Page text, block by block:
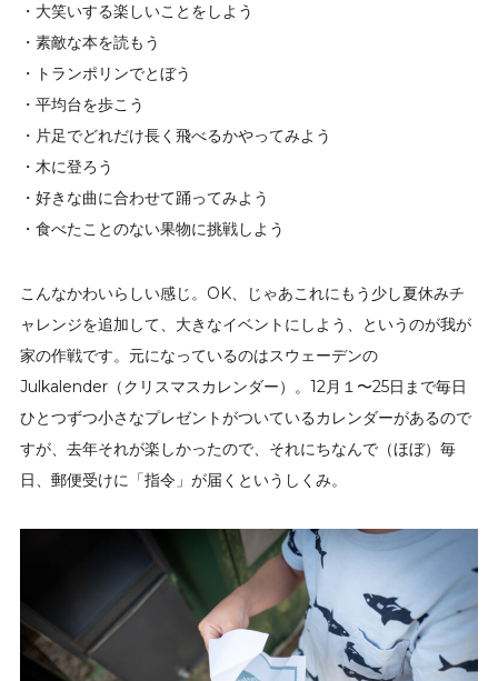
・大笑いする楽しいことをしよう
・素敵な本を読もう
・トランポリンでとぼう
・平均台を歩こう
・片足でどれだけ長く飛べるかやってみよう
・木に登ろう
・好きな曲に合わせて踊ってみよう
・食べたことのない果物に挑戦しよう
こんなかわいらしい感じ。OK、じゃあこれにもう少し夏休みチ
ャレンジを追加して、大きなイベントにしよう、というのが我が
家の作戦です。元になっているのはスウェーデンの
Julkalender（クリスマスカレンダー）。12月１〜25日まで毎日
ひとつずつ小さなプレゼントがついているカレンダーがあるので
すが、去年それが楽しかったので、それにちなんで（ほぼ）毎
日、郵便受けに「指令」が届くというしくみ。